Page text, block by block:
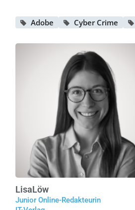
Adobe Cyber Crime
LisaLöw
Junior Online-Redakteurin